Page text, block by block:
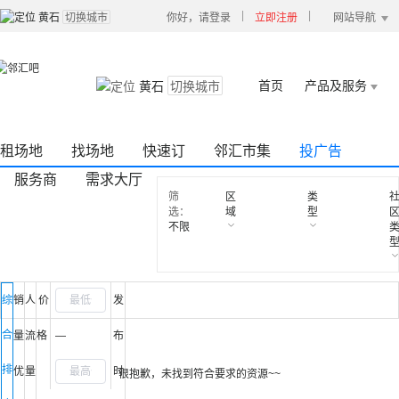
黄石 切换城市 网站导航
立即注册
你好，请登录
黄石 切换城市 首页 产品及服务
租场地 找场地 快速订 邻汇市集
投广告
服务商
需求大厅
筛
选：
不限
区
域
类
型
社
区
类
型
综
合
排
销
量
优
人
流
量
价
格 —
发
布
时很抱歉，未找到符合要求的资源~~